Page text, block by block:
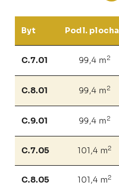
Byt Podl. plocha
C.7.01 99,4 m 2
C.8.01 99,4 m 2
C.9.01 99,4 m 2
C.7.05 101,4 m2
C.8.05 101,4 m2